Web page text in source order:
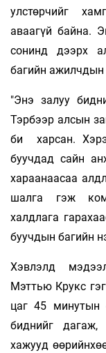
улстөрчийг
аваагүй байна.
сонинд дээрх
багийн
"Энэ залуу
Тэрбээр алсын
би харсан.
буучдад сайн
хараанаасаа
шалга гэж
халдлага
буучдын багийн
Хэвлэлд
Мэттью Крукс
цаг 45 минутын
биднийг
хажууд